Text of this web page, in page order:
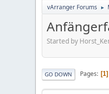
vArranger Forums ►
Started by
GO DOWN Pages 1